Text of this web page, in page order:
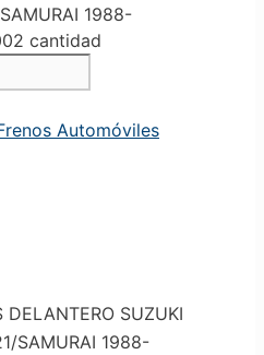
1988-
cantidad
Automóviles
DELANTERO SUZUKI
SAMURAI 1988-